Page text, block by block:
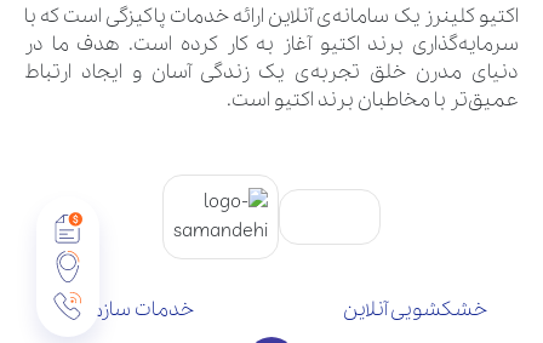
اکتیو کلینرز یک سامانه‌ی آنلاین ارائه خدمات پاکیزگی است که با
سرمایه‌گذاری برند اکتیو آغاز به کار کرده است. هدف ما در
دنیای مدرن خلق تجربه‌ی یک زندگی آسان و ایجاد ارتباط
عمیق‌تر با مخاطبان برند اکتیو است.
خشکشویی آنلاین
خدمات سازمانی